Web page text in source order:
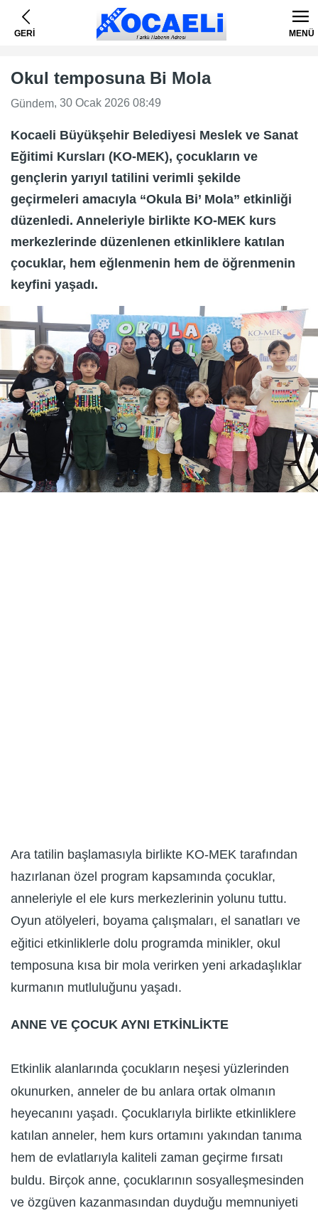
GERİ MENÜ
Okul temposuna Bi Mola
Gündem, 30 Ocak 2026 08:49
Kocaeli Büyükşehir Belediyesi Meslek ve Sanat
Eğitimi Kursları (KO-MEK), çocukların ve
gençlerin yarıyıl tatilini verimli şekilde
geçirmeleri amacıyla “Okula Bi’ Mola” etkinliği
düzenledi. Anneleriyle birlikte KO-MEK kurs
merkezlerinde düzenlenen etkinliklere katılan
çocuklar, hem eğlenmenin hem de öğrenmenin
keyfini yaşadı.
Ara tatilin başlamasıyla birlikte KO-MEK tarafından
hazırlanan özel program kapsamında çocuklar,
anneleriyle el ele kurs merkezlerinin yolunu tuttu.
Oyun atölyeleri, boyama çalışmaları, el sanatları ve
eğitici etkinliklerle dolu programda minikler, okul
temposuna kısa bir mola verirken yeni arkadaşlıklar
kurmanın mutluluğunu yaşadı.
ANNE VE ÇOCUK AYNI ETKİNLİKTE
Etkinlik alanlarında çocukların neşesi yüzlerinden
okunurken, anneler de bu anlara ortak olmanın
heyecanını yaşadı. Çocuklarıyla birlikte etkinliklere
katılan anneler, hem kurs ortamını yakından tanıma
hem de evlatlarıyla kaliteli zaman geçirme fırsatı
buldu. Birçok anne, çocuklarının sosyalleşmesinden
ve özgüven kazanmasından duyduğu memnuniyeti